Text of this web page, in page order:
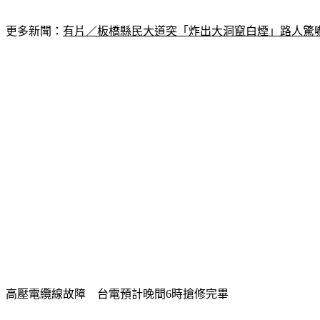
更多新聞： 有片／板橋縣民大道突「炸出大洞竄白煙」路人驚
高壓電纜線故障　台電預計晚間6時搶修完畢